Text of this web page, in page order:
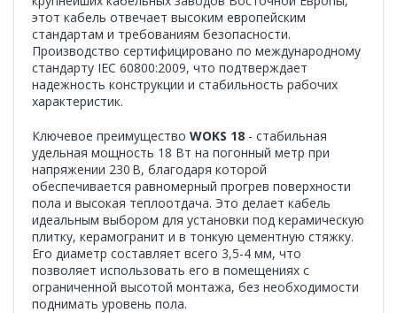
этот кабель отвечает высоким европейским
стандартам и требованиям безопасности.
Производство сертифицировано по международному
стандарту IEC 60800:2009, что подтверждает
надежность конструкции и стабильность рабочих
характеристик.
Ключевое преимущество WOKS 18 - стабильная
удельная мощность 18 Вт на погонный метр при
напряжении 230 В, благодаря которой
обеспечивается равномерный прогрев поверхности
пола и высокая теплоотдача. Это делает кабель
идеальным выбором для установки под керамическую
плитку, керамогранит и в тонкую цементную стяжку.
Его диаметр составляет всего 3,5-4 мм, что
позволяет использовать его в помещениях с
ограниченной высотой монтажа, без необходимости
поднимать уровень пола.